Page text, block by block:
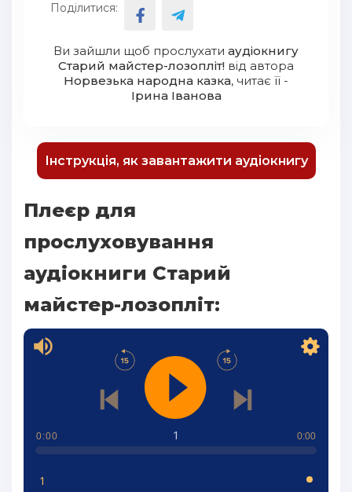
Поділитися:
Ви зайшли щоб прослухати аудіокнигу
Старий майстер-лозопліт! від автора
Норвезька народна казка, читає її -
Ірина Іванова
Інструкція, як завантажити аудіокнигу
Плеєр для
прослуховування
аудіокниги Старий
майстер-лозопліт:
1
0:00 0:00
1